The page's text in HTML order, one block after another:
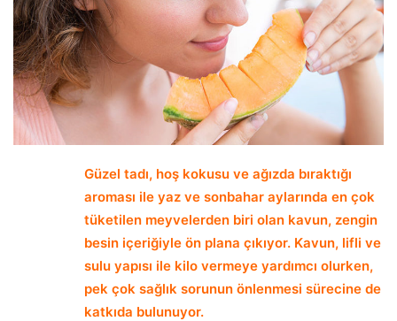
Güzel tadı, hoş kokusu ve ağızda bıraktığı
aroması ile yaz ve sonbahar aylarında en çok
tüketilen meyvelerden biri olan kavun, zengin
besin içeriğiyle ön plana çıkıyor. Kavun, lifli ve
sulu yapısı ile kilo vermeye yardımcı olurken,
pek çok sağlık sorunun önlenmesi sürecine de
katkıda bulunuyor.